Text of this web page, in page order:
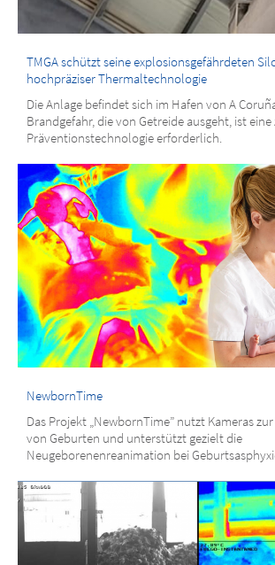
TMGA schützt seine explosionsgefährdeten
hochpräziser Thermaltechnologie
Die Anlage befindet sich im Hafen von A
Brandgefahr, die von Getreide ausgeht, ist
Präventionstechnologie erforderlich.
NewbornTime
Das Projekt „NewbornTime” nutzt Kameras
von Geburten und unterstützt gezielt die
Neugeborenenreanimation bei